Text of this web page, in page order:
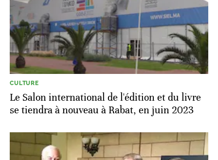
CULTURE
Le Salon international de l'édition et du livre
se tiendra à nouveau à Rabat, en juin 2023